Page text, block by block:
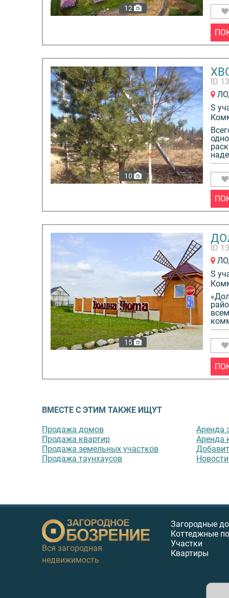
12
10
ID
ЛО,
S
15
ID
ЛО,
S
ВМЕСТЕ С ЭТИМ ТАКЖЕ ИЩУТ
Продажа домов
Продажа квартир
Продажа земельных участков
Продажа таунхаусов
Аренда
Аренда
Новости
Вся загородная
недвижимость
Загородные
Коттеджные
Участки
Квартиры